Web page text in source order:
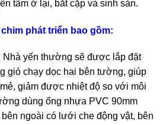
tâm ở lại, bắt cặp và sinh sản.
phát triển bao gồm:
Nhà yến thường sẽ được lắp đặt
gió chạy dọc hai bên tường, giúp
giảm được nhiệt độ so với môi
dùng ống nhựa PVC 90mm
ngoài có lưới che động vật, bên